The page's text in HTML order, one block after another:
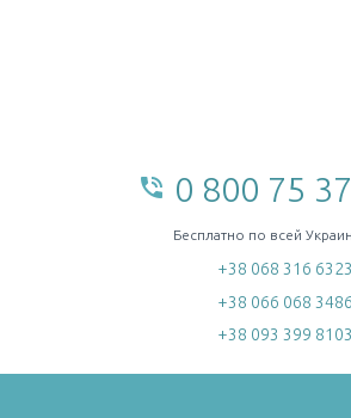
phone_in_talk 0 800 75
Бесплатно по всей
+38 068 316 6323
+38 066 068 3486
+38 093 399 8103